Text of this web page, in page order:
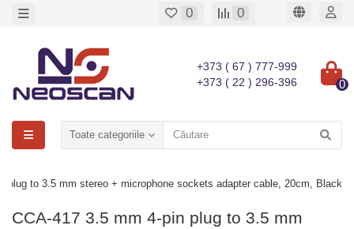
0 0
+373 ( 67 ) 777-999
+373 ( 22 ) 296-396
0
Toate categoriile
plug to 3.5 mm stereo + microphone sockets adapter cable, 20cm, Black
CCA-417 3.5 mm 4-pin plug to 3.5 mm